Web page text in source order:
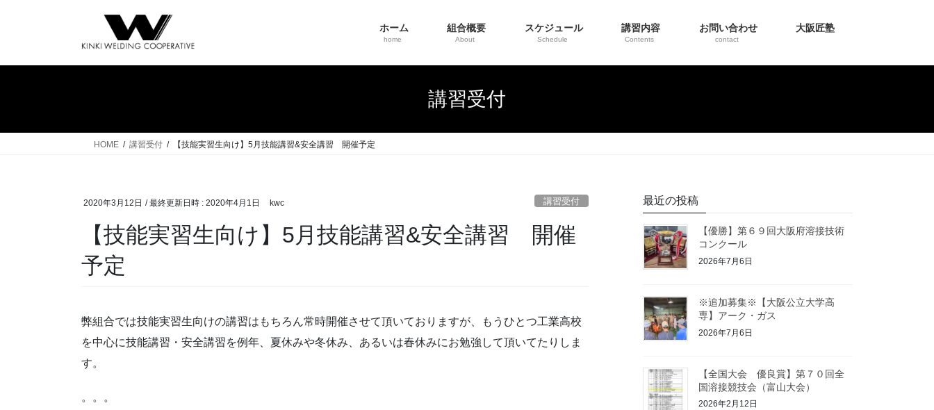
ホーム
home
組合概要
About
スケジュール
Schedule
講習内容
Contents
お問い合わせ
contact
大阪匠塾
講習受付
HOME 講習受付 【技能実習生向け】5月技能講習&安全講習 開催予定
2020年3月12日 / 最終更新日時 : 2020年4月1日 kwc 講習受付
【技能実習生向け】5月技能講習&安全講習 開催
予定
弊組合では技能実習生向けの講習はもちろん常時開催させて頂いておりますが、もうひとつ工業高校
を中心に技能講習・安全講習を例年、夏休みや冬休み、あるいは春休みにお勉強して頂いてたりしま
す。
。。。
最近の投稿
【優勝】第６９回大阪府溶接技術
コンクール
2026年7月6日
※追加募集※【大阪公立大学高
専】アーク・ガス
2026年7月6日
【全国大会 優良賞】第７０回全
国溶接競技会（富山大会）
2026年2月12日